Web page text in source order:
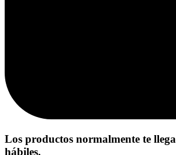
Los productos normalmente te
hábiles.